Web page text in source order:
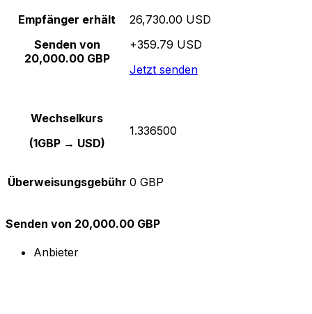
Empfänger erhält
Senden von
20,000.00 GBP
26,730.00 USD
+359.79 USD
Jetzt senden
Wechselkurs
(1GBP → USD)
1.336500
Überweisungsgebühr 0 GBP
Senden von 20,000.00 GBP
Anbieter